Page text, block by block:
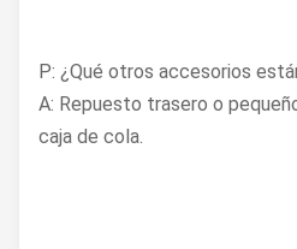
P: ¿Qué otros accesorios
A: Repuesto trasero o
caja de cola.